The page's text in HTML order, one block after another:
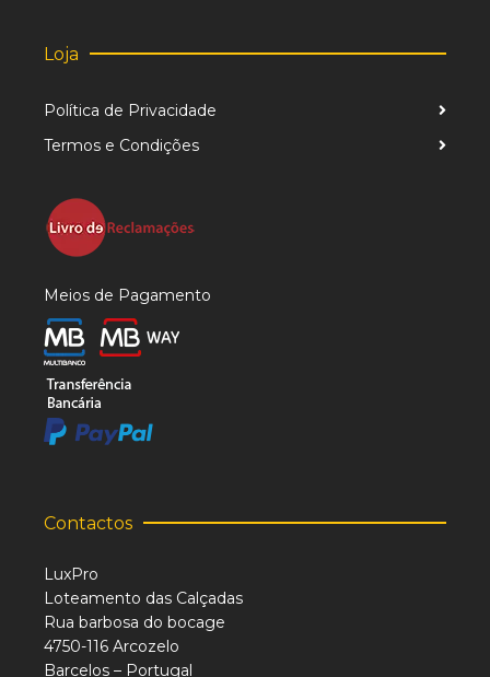
Loja
Política de Privacidade
Termos e Condições
Meios de Pagamento
Contactos
LuxPro
Loteamento das Calçadas
Rua barbosa do bocage
4750-116 Arcozelo
Barcelos – Portugal